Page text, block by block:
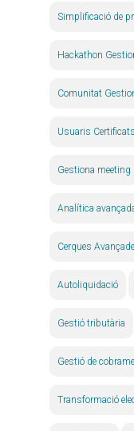
Simplificació de
Hackathon
Comunitat
Usuaris
Gestiona meeting
Analítica
Cerques
Autoliquidació
Gestió tributària
Gestió de
Transformació